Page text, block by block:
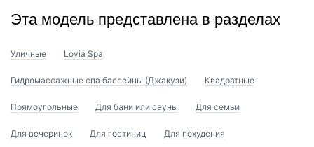
Эта модель представлена в разделах
Уличные Lovia Spa
Гидромассажные спа бассейны (Джакузи) Квадратные
Прямоугольные Для бани или сауны Для семьи
Для вечеринок Для гостиниц Для похудения